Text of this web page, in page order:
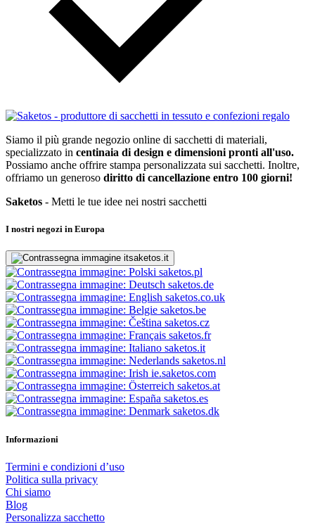
Siamo il più grande negozio online di sacchetti di materiali,
specializzato in centinaia di design e dimensioni pronti all'uso.
Possiamo anche offrire stampa personalizzata sui sacchetti. Inoltre,
offriamo un generoso diritto di cancellazione entro 100 giorni!
Saketos - Metti le tue idee nei nostri sacchetti
I nostri negozi in Europa
saketos.it
saketos.pl
saketos.de
saketos.co.uk
saketos.be
saketos.cz
saketos.fr
saketos.it
saketos.nl
ie.saketos.com
saketos.at
saketos.es
saketos.dk
Informazioni
Termini e condizioni d’uso
Politica sulla privacy
Chi siamo
Blog
Personalizza sacchetto